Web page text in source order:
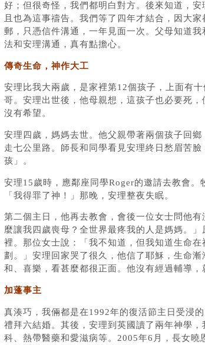
好；但很奇怪，我們都明白對方。後來知道，
且也為這事禱告。我們等了四年才結合，因大
郵，只憑信件溝通，一年見面一次。父母知道
法和安理溝通，真有點擔心。
傳奇生命，神作大工
安理比我大兩歲，是家裡第12個孩子，上面有
哥。安理出世後，他母親想，這孩子也必要死
沒有希望。
安理四歲，媽媽去世。他父親帶著兩個孩子回
走七公里路。師長和同學看見安理終日愁眉苦
孩」。
安理15歲時，應鄰座同學Roger的邀請去教會。
「我得罪了神！」那晚，安理整夜失眠。
第二個主日，他再去教會，會後一位女士問他
麼讓我四歲喪母？全世界最疼我的人是媽媽。
裡。那位女士說：「我不知道，但我知道生命
劃。」安理回家哭了很久，他信了耶穌，生命
和、喜樂，看甚麼都很正面。他沒有經過輔導，
加蓬事主
真湊巧，我倆都是在1992年的復活節主日受浸
禮拜六結婚。其後，安理到英國讀了兩年神學
科、熱帶醫藥和愛滋病等。2005年6月，長女曉